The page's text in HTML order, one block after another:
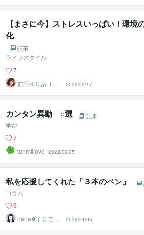
【まさに今】ストレスいっぱい！環境
化
記事
ライフスタイル
7
前田ゆりあ（う
つ・恋愛心理カ
ウンセラー）
2025/03/17
カンタン異動 ○選
記事
学び
7
tunmiilove
2022/03/05
私を応援してくれた「３本のペン」
コラム
6
hana✽子育てと
教員のサポータ
ー
2026/04/05